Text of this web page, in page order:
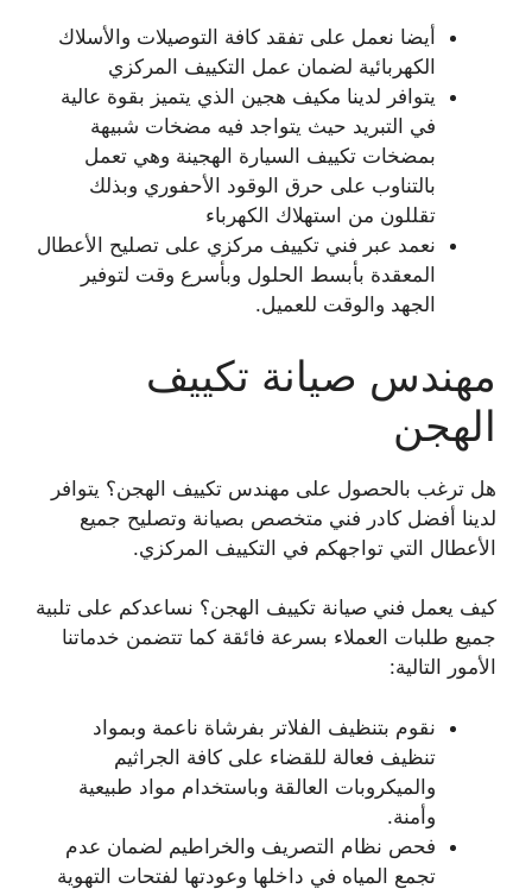
أيضا نعمل على تفقد كافة التوصيلات والأسلاك
الكهربائية لضمان عمل التكييف المركزي
يتوافر لدينا مكيف هجين الذي يتميز بقوة عالية
في التبريد حيث يتواجد فيه مضخات شبيهة
بمضخات تكييف السيارة الهجينة وهي تعمل
بالتناوب على حرق الوقود الأحفوري وبذلك
تقللون من استهلاك الكهرباء
نعمد عبر فني تكييف مركزي على تصليح الأعطال
المعقدة بأبسط الحلول وبأسرع وقت لتوفير
الجهد والوقت للعميل.
مهندس صيانة تكييف
الهجن
هل ترغب بالحصول على مهندس تكييف الهجن؟ يتوافر
لدينا أفضل كادر فني متخصص بصيانة وتصليح جميع
الأعطال التي تواجهكم في التكييف المركزي.
كيف يعمل فني صيانة تكييف الهجن؟ نساعدكم على تلبية
جميع طلبات العملاء بسرعة فائقة كما تتضمن خدماتنا
الأمور التالية:
نقوم بتنظيف الفلاتر بفرشاة ناعمة وبمواد
تنظيف فعالة للقضاء على كافة الجراثيم
والميكروبات العالقة وباستخدام مواد طبيعية
وأمنة.
فحص نظام التصريف والخراطيم لضمان عدم
تجمع المياه في داخلها وعودتها لفتحات التهوية